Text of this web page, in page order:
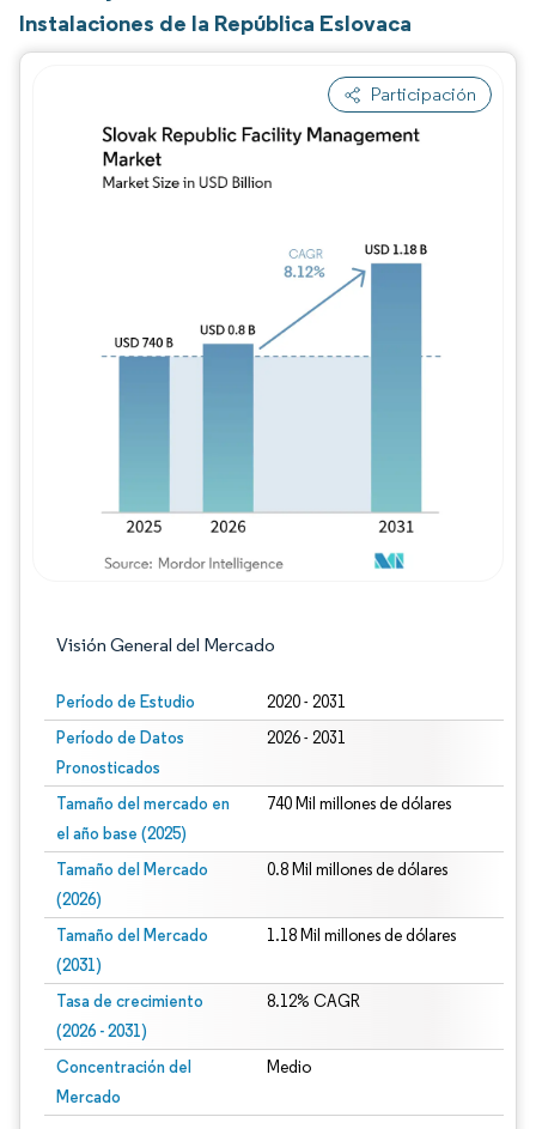
Instalaciones de la República Eslovaca
Participación
Visión General del Mercado
Período de Estudio 2020 - 2031
Período de Datos
Pronosticados
2026 - 2031
Tamaño del mercado en
el año base (2025)
740 Mil millones de dólares
Tamaño del Mercado
(2026)
0.8 Mil millones de dólares
Tamaño del Mercado
(2031)
1.18 Mil millones de dólares
Tasa de crecimiento
(2026 - 2031)
8.12% CAGR
Concentración del
Mercado
Medio
Imagen © Mordor Intelligence. El uso